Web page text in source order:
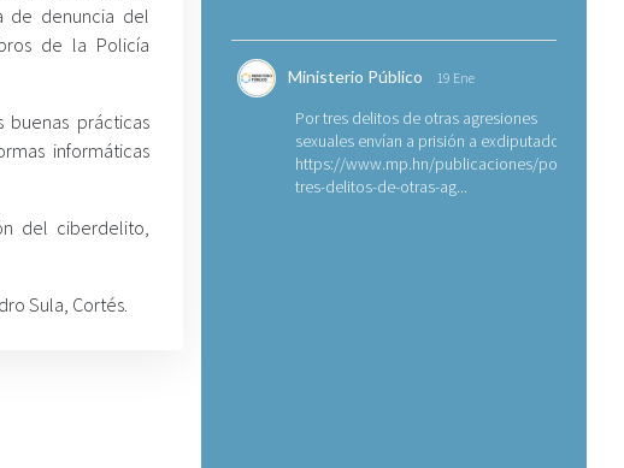
de denuncia del
de la Policía
prácticas
informáticas
del ciberdelito,
Sula, Cortés.
Ministerio Público 19 Ene
Por tres delitos de otras agresiones
sexuales envían a prisión a exdiputado
https://www.mp.hn/publicaciones/por-
tres-delitos-de-otras-ag...